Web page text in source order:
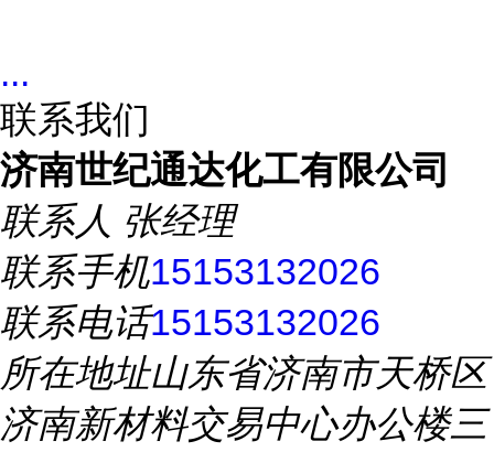
...
联系我们
济南世纪通达化工有限公司
联系人 张经理
联系手机15153132026
联系电话15153132026
所在地址山东省济南市天桥区
济南新材料交易中心办公楼三